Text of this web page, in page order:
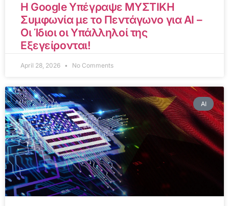
Η Google Υπέγραψε ΜΥΣΤΙΚΗ
Συμφωνία με το Πεντάγωνο για AI –
Οι Ίδιοι οι Υπάλληλοί της
Εξεγείρονται!
April 28, 2026 No Comments
AI